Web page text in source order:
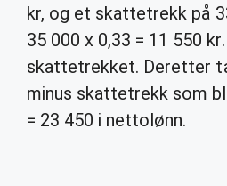
kr, og et skattetrekk på
35 000 x 0,33 = 11 550
skattetrekket. Deretter
minus skattetrekk som
= 23 450 i nettolønn.